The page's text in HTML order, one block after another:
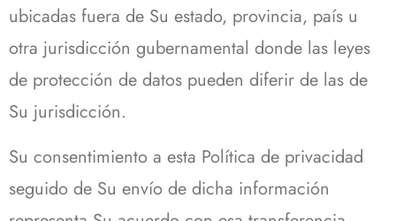
ubicadas fuera de Su estado, provincia, país u
otra jurisdicción gubernamental donde las leyes
de protección de datos pueden diferir de las de
Su jurisdicción.
Su consentimiento a esta Política de privacidad
seguido de Su envío de dicha información